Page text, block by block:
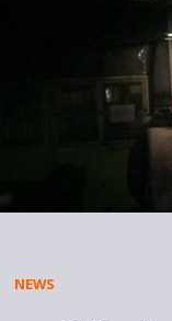
NEWS